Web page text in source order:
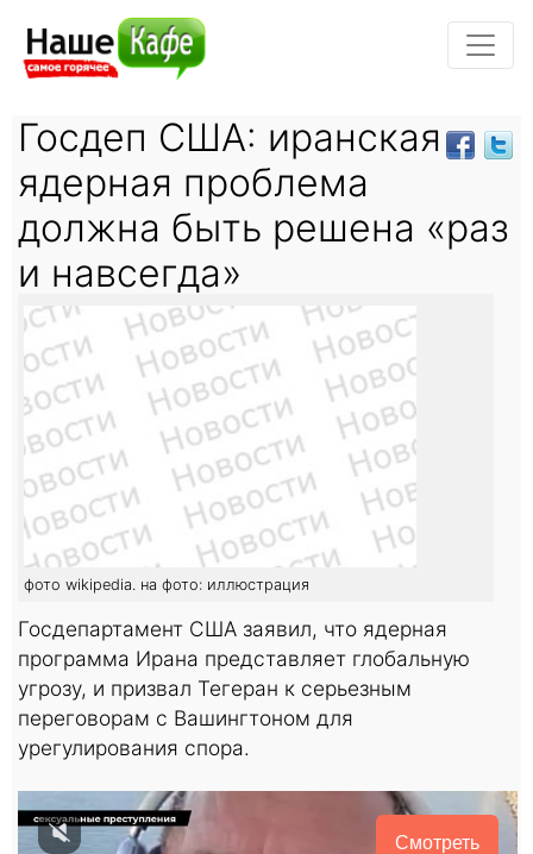
Госдеп США: иранская
ядерная проблема
должна быть решена «раз
и навсегда»
фото wikipedia. на фото: иллюстрация
Госдепартамент США заявил, что ядерная
программа Ирана представляет глобальную
угрозу, и призвал Тегеран к серьезным
переговорам с Вашингтоном для
урегулирования спора.
Смотреть